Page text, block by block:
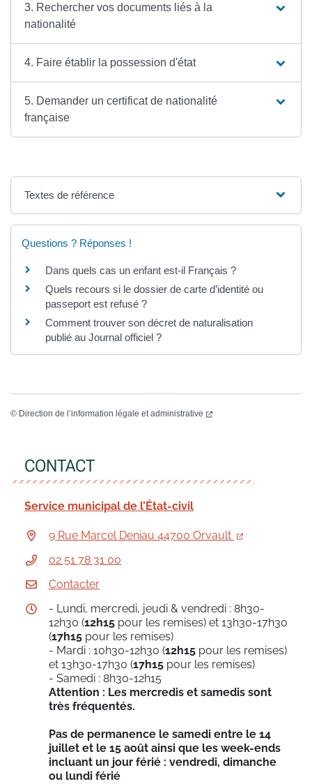
3. Rechercher vos documents liés à la
nationalité
4. Faire établir la possession d'état
5. Demander un certificat de nationalité
française
Textes de référence
Questions ? Réponses !
Dans quels cas un enfant est-il Français ?
Quels recours si le dossier de carte d’identité ou
passeport est refusé ?
Comment trouver son décret de naturalisation
publié au Journal officiel ?
© Direction de l’information légale et administrative
CONTACT
Service municipal de l’État-civil
9 Rue Marcel Deniau 44700 Orvault
02 51 78 31 00
Contacter
- Lundi, mercredi, jeudi & vendredi : 8h30-
12h30 (12h15 pour les remises) et 13h30-17h30
(17h15 pour les remises)
- Mardi : 10h30-12h30 (12h15 pour les remises)
et 13h30-17h30 (17h15 pour les remises)
- Samedi : 8h30-12h15
Attention : Les mercredis et samedis sont
très fréquentés.
Pas de permanence le samedi entre le 14
juillet et le 15 août ainsi que les week-ends
incluant un jour férié : vendredi, dimanche
ou lundi férié